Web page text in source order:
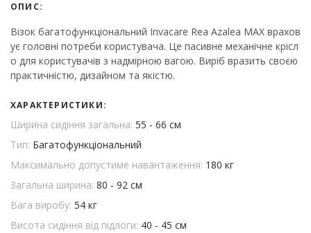
ОПИС:
Візок багатофункціональний Invacare Rea Azalea MAX врахов
ує головні потреби користувача. Це пасивне механічне крісл
о для користувачів з надмірною вагою. Виріб вразить своєю
практичністю, дизайном та якістю.
ХАРАКТЕРИСТИКИ:
Ширина сидіння загальна: 55 - 66 см
Тип: Багатофункціональний
Максимально допустиме навантаження: 180 кг
Загальна ширина: 80 - 92 см
Вага виробу: 54 кг
Висота сидіння від підлоги: 40 - 45 см